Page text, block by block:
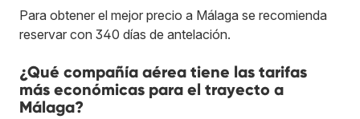
Para obtener el mejor precio a Málaga se recomienda
reservar con 340 días de antelación.
¿Qué compañía aérea tiene las tarifas
más económicas para el trayecto a
Málaga?